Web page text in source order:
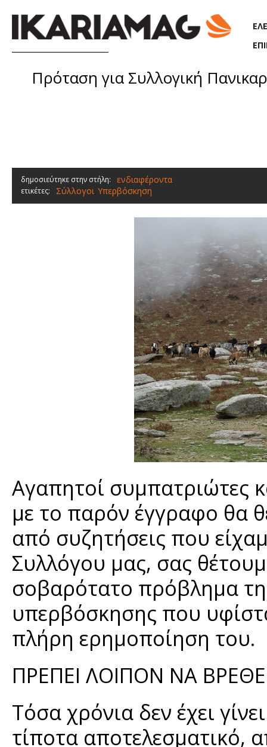
Πρόταση για Συλλογική
δημοσιεύτηκε στην στήλη: ενδιαφέροντα
ετικέτες: Σύλλογοι, Υπερβόσκηση
Αγαπητοί συμπατριώτες
με το παρόν έγγραφο θα
από συζητήσεις που
Συλλόγου μας, σας
σοβαρότατο πρόβλημα
υπερβόσκησης που
πλήρη ερημοποίηση του.
ΠΡΕΠΕΙ ΛΟΙΠΟΝ ΝΑ
Τόσα χρόνια δεν έχει
τίποτα αποτελεσματικό,